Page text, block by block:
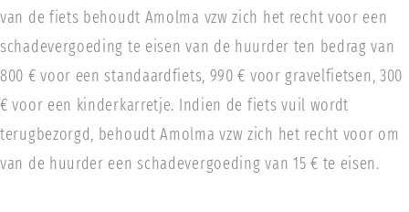
van de fiets behoudt Amolma vzw zich het recht voor een
schadevergoeding te eisen van de huurder ten bedrag van
800 € voor een standaardfiets, 990 € voor gravelfietsen, 300
€ voor een kinderkarretje. Indien de fiets vuil wordt
terugbezorgd, behoudt Amolma vzw zich het recht voor om
van de huurder een schadevergoeding van 15 € te eisen.